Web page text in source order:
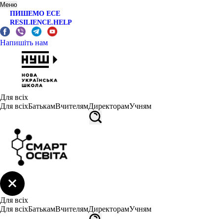
Меню
ПИШЕМО ЕСЕ
RESILIENCE.HELP
Напишіть нам
Для всіх
Для всіхБатькамВчителямДиректорамУчням
Для всіх
Для всіхБатькамВчителямДиректорамУчням